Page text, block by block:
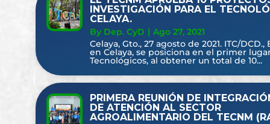
INVESTIGACIÓN PARA EL
CELAYA.
By Dep. CyD | Ago 27, 2021
Celaya, Gto., 27 agosto de 2021. ITC/DCD.,
en Celaya, se posiciona en el primer
Tecnológicos, al obtener un total de 10...
PRIMERA REUNIÓN DE
DE ATENCIÓN AL SECTOR
AGROALIMENTARIO DEL TECNM